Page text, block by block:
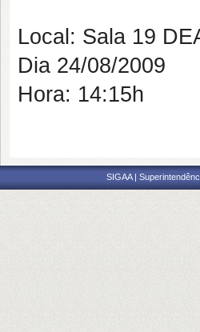
Local: Sala 19
Dia 24/08/2009
Hora: 14:15h
SIGAA |